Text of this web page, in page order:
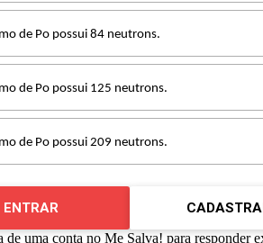
de Po possui 84 neutrons.
de Po possui 125 neutrons.
de Po possui 209 neutrons.
ENTRAR
de uma conta no Me Salva! para responder